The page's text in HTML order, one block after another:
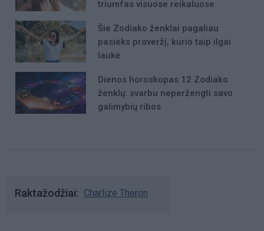
triumfas visuose reikaluose
Šie Zodiako ženklai pagaliau
pasieks proveržį, kurio taip ilgai
laukė
Dienos horoskopas 12 Zodiako
ženklų: svarbu neperžengti savo
galimybių ribos
Raktažodžiai Charlize Theron